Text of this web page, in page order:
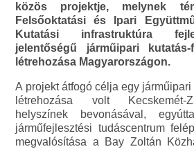
közös projektje, melynek
Felsőoktatási és Ipari
Kutatási infrastruktúra
jelentőségű járműipari
létrehozása Magyarországon.
A projekt átfogó célja egy
létrehozása volt Kecskemét-
helyszínek bevonásával,
járműfejlesztési tudáscentrum
megvalósítása a Bay Zoltán